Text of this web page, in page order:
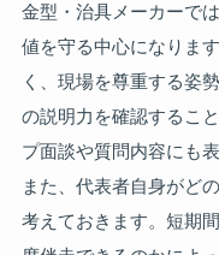
金型・治具メーカーで
値を守る中心になりま
く、現場を尊重する姿
の説明力を確認するこ
プ面談や質問内容にも表
また、代表者自身がど
考えておきます。短期